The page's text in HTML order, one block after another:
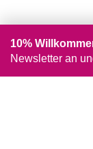
10%
Newsletter an